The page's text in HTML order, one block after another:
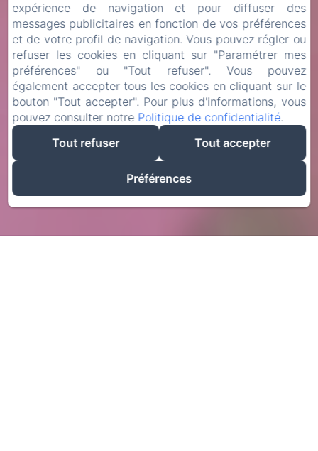
expérience de navigation et pour diffuser des
messages publicitaires en fonction de vos préférences
et de votre profil de navigation. Vous pouvez régler ou
refuser les cookies en cliquant sur "Paramétrer mes
préférences" ou "Tout refuser". Vous pouvez
également accepter tous les cookies en cliquant sur le
bouton "Tout accepter". Pour plus d'informations, vous
pouvez consulter notre Politique de confidentialité.
Tout refuser
Tout accepter
Préférences